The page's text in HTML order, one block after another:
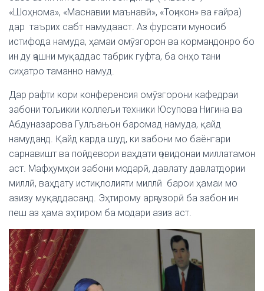
«Шоҳнома», «Маснавии маънавӣ», «Тоҷикон» ва ғайра)
дар таърих сабт намудааст. Аз фурсати муносиб
истифода намуда, ҳамаи омӯзгорон ва кормандонро бо
ин ду ҷашни муқаддас табрик гуфта, ба онҳо тани
сиҳатро таманно намуд.
Дар рафти кори конференсия омӯзгорони кафедраи
забони тољикии коллељи техники Юсупова Нигина ва
Абдуназарова Гулљањон баромад намуда, қайд
намуданд. Қайд карда шуд, ки забони мо баёнгари
сарнавишт ва пойдевори ваҳдати ҷовидонаи миллатамон
аст. Мафҳумҳои забони модарӣ, давлату давлатдории
миллӣ, ваҳдату истиқлолияти миллӣ барои ҳамаи мо
азизу муқаддасанд. Эҳтирому арҷгузорӣ ба забон ин
пеш аз ҳама эҳтиром ба модари азиз аст.